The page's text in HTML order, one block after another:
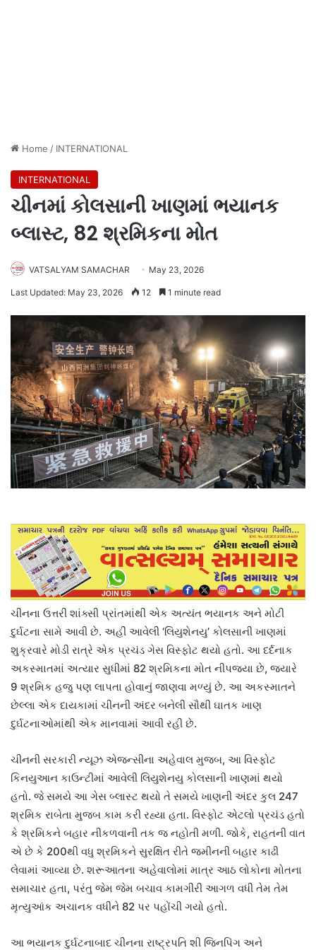
Home / INTERNATIONAL
INTERNATIONAL
ચીનમાં કોલસાની ખાણમાં ભયાનક
બ્લાસ્ટ, 82 શ્રમિકના મોત
VATSALYAM SAMACHAR May 23, 2026
Last Updated: May 23, 2026 12 1 minute read
ચીનના ઉત્તરી શાંક્સી પ્રાંતમાંથી એક અત્યંત ભયાનક અને મોટી
દુર્ઘટના સામે આવી છે. અહીં આવેલી ‘લિયુશેનયુ’ કોલસાની ખાણમાં
શુક્રવારે મોડી રાત્રે એક પ્રચંડ ગેસ વિસ્ફોટ થયો હતો. આ દર્દનાક
અકસ્માતમાં અત્યાર સુધીમાં 82 શ્રમિકના મોત નીપજ્યા છે, જ્યારે
9 શ્રમિક હજુ પણ લાપતા હોવાનું જાણવા મળ્યું છે. આ અકસ્માતને
છેલ્લા એક દાયકામાં ચીનની અંદર બનેલી સૌથી ઘાતક ખાણ
દુર્ઘટનાઓમાંથી એક માનવામાં આવી રહી છે.
ચીનની સરકારી ન્યૂઝ એજન્સીના અહેવાલ મુજબ, આ વિસ્ફોટ
કિનયુઆન કાઉન્ટીમાં આવેલી લિયુશેનયુ કોલસાની ખાણમાં થયો
હતો. જે સમયે આ ગેસ બ્લાસ્ટ થયો તે સમયે ખાણની અંદર કુલ 247
શ્રમિક રાબેતા મુજબ કામ કરી રહ્યા હતા. વિસ્ફોટ એટલો પ્રચંડ હતો
કે શ્રમિકને બહાર નીકળવાની તક જ નહોતી મળી. જોકે, રાહતની વાત
એ છે કે 200થી વધુ શ્રમિકને સુરક્ષિત રીતે જમીનની બહાર કાઢી
લેવામાં આવ્યા છે. શરૂઆતના અહેવાલોમાં માત્ર આઠ લોકોના મોતના
સમાચાર હતા, પરંતુ જેમ જેમ બચાવ કામગીરી આગળ વધી તેમ તેમ
મૃત્યુઆંક અચાનક વધીને 82 પર પહોંચી ગયો હતો.
આ ભયાનક દુર્ઘટનાબાદ ચીનના રાષ્ટ્રપતિ શી જિનપિંગ અને